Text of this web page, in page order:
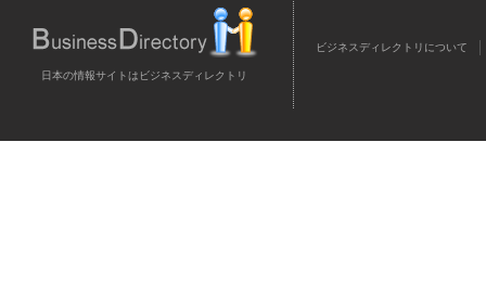
日本の情報サイトはビジネスディレクトリ
ビジネスディレクトリについて